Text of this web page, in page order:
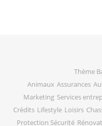
Thème
Animaux Assurances
Marketing Services
Crédits Lifestyle Loisirs
Protection Sécurité